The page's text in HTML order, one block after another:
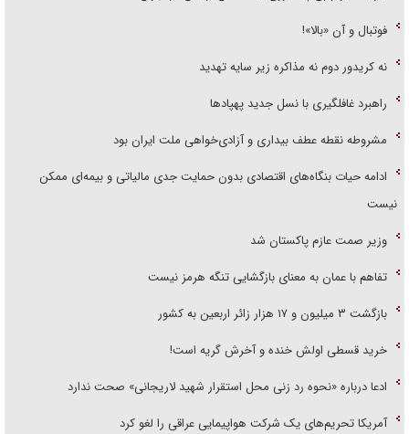
فوتبال و آن «بالا»!
نه کریدور دوم نه مذاکره زیر سایه تهدید
راهبرد غافلگیری با نسل جدید پهپاد‌ها
مشروطه نقطه عطف بیداری و آزادی‌خواهی ملت ایران بود
ادامه حیات بنگاه‌های اقتصادی بدون حمایت جدی مالیاتی و بیمه‌ای ممکن
نیست
وزیر صمت عازم پاکستان شد
تفاهم با عمان به معنای بازگشایی تنگه هرمز نیست
بازگشت ۳ میلیون و ۱۷ هزار زائر اربعین به کشور
خرید قسطی اولش خنده و آخرش گریه است!
ادعا درباره «نحوه رد زنی محل استقرار شهید لاریجانی» صحت ندارد
آمریکا تحریم‌های یک شرکت هواپیمایی عراقی را لغو کرد